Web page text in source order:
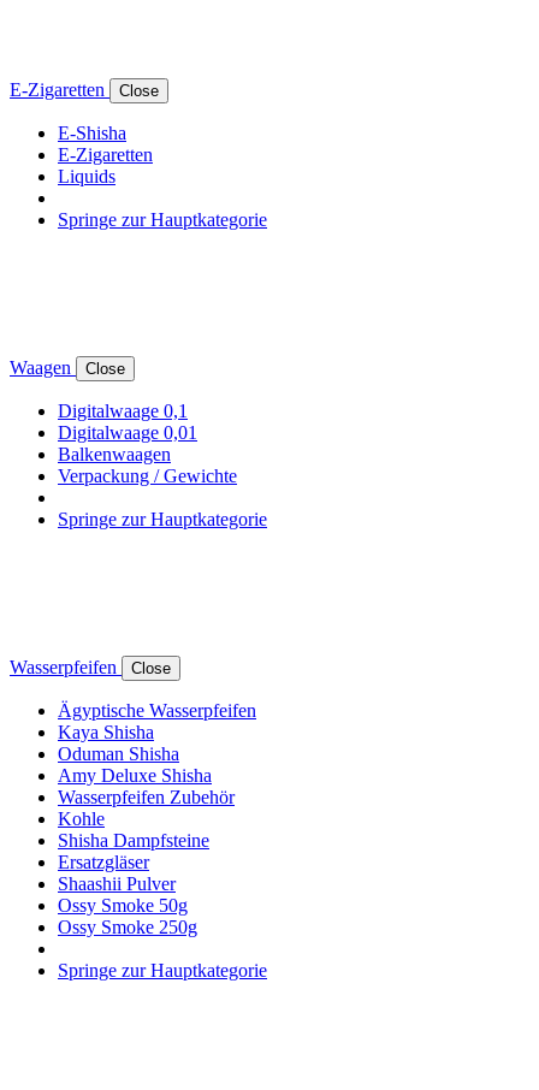
E-Zigaretten Close
E-Shisha
E-Zigaretten
Liquids
Springe zur Hauptkategorie
Waagen Close
Digitalwaage 0,1
Digitalwaage 0,01
Balkenwaagen
Verpackung / Gewichte
Springe zur Hauptkategorie
Wasserpfeifen Close
Ägyptische Wasserpfeifen
Kaya Shisha
Oduman Shisha
Amy Deluxe Shisha
Wasserpfeifen Zubehör
Kohle
Shisha Dampfsteine
Ersatzgläser
Shaashii Pulver
Ossy Smoke 50g
Ossy Smoke 250g
Springe zur Hauptkategorie